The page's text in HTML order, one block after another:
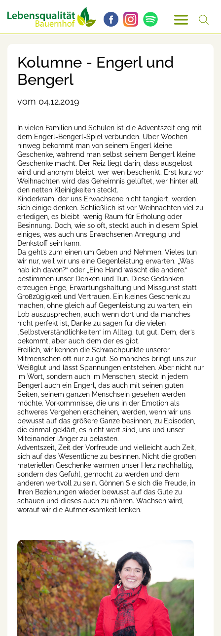
Kolumne - Engerl und
Bengerl
vom 04.12.2019
In vielen Familien und Schulen ist die Adventszeit eng mit
dem Engerl-Bengerl-Spiel verbunden. Über Wochen
hinweg bekommt man von seinem Engerl kleine
Geschenke, während man selbst seinem Bengerl kleine
Geschenke macht. Der Reiz liegt darin, dass ausgelost
wird und anonym bleibt, wer wen beschenkt. Erst kurz vor
Weihnachten wird das Geheimnis gelüftet, wer hinter all
den netten Kleinigkeiten steckt.
Kinderkram, der uns Erwachsene nicht tangiert, werden
sich einige denken. Schließlich ist vor Weihnachten viel zu
erledigen, es bleibt wenig Raum für Erholung oder
Besinnung. Doch, wie so oft, steckt auch in diesem Spiel
einiges, was auch uns Erwachsenen Anregung und
Denkstoff sein kann.
Da geht’s zum einen um Geben und Nehmen. Vieles tun
wir nur, weil wir uns eine Gegenleistung erwarten. „Was
hab ich davon?“ oder „Eine Hand wäscht die andere.“
bestimmen unser Denken und Tun. Diese Gedanken
erzeugen Enge, Erwartungshaltung und Missgunst statt
Großzügigkeit und Vertrauen. Ein kleines Geschenk zu
machen, ohne gleich auf Gegenleistung zu warten, ein
Lob auszusprechen, auch wenn dort und da manches
nicht perfekt ist, Danke zu sagen für die vielen
„Selbstverständlichkeiten“ im Alltag, tut gut. Dem, der’s
bekommt, aber auch dem der es gibt.
Freilich, wir kennen die Schwachpunkte unserer
Mitmenschen oft nur zu gut. So manches bringt uns zur
Weißglut und lässt Spannungen entstehen. Aber nicht nur
im Wort, sondern auch im Menschen, steckt in jedem
Bengerl auch ein Engerl, das auch mit seinen guten
Seiten, seinem ganzen Menschsein gesehen werden
möchte. Vorkommnisse, die uns in der Emotion als
schweres Vergehen erscheinen, werden, wenn wir uns
bewusst auf das größere Ganze besinnen, zu Episoden,
die einmal geklärt, es nicht wert sind, uns und unser
Miteinander länger zu belasten.
Adventszeit, Zeit der Vorfreude und vielleicht auch Zeit,
sich auf das Wesentliche zu besinnen. Nicht die großen
materiellen Geschenke wärmen unser Herz nachhaltig,
sondern das Gefühl, gemocht zu werden und dem
anderen wertvoll zu sein. Gönnen Sie sich die Freude, in
Ihren Beziehungen wieder bewusst auf das Gute zu
schauen und dieses auch zu nähren. Wachsen wird,
worauf wir die Aufmerksamkeit lenken.